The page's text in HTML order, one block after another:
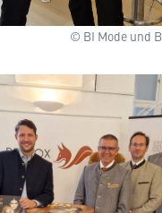
© BI Mode und